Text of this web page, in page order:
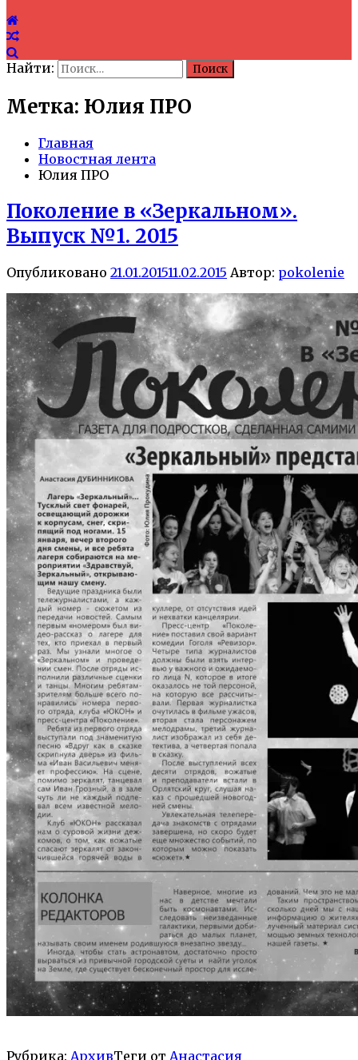
Найти:
Метка: Юлия ПРО
Главная
Новостная лента
Юлия ПРО
Поколение в «Зеркальном».
Выпуск №1. 2015
Опубликовано 21.01.201511.02.2015 Автор: pokolenie
Рубрика: АрхивТеги от Анастасия